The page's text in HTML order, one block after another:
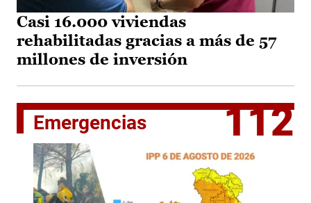
Casi 16.000 viviendas
rehabilitadas gracias a más de 57
millones de inversión
Emergencias 112